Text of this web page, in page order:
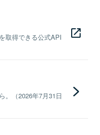
取得できる公式API
。（2026年7月31日